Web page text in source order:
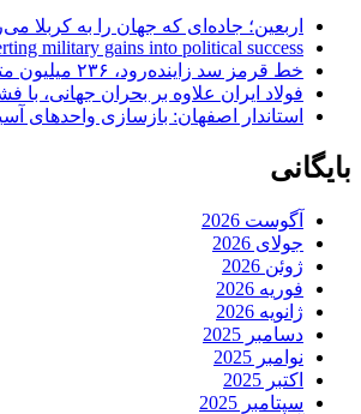
اربعین؛ جاده‌ای که جهان را به کربلا
military gains into political success
خط قرمز سد زاینده‌رود، ۲۳۶ میلیون مترمکعب است
فولاد ایران علاوه بر بحران جهانی،
استاندار اصفهان: بازسازی واحدهای
بایگانی
آگوست 2026
جولای 2026
ژوئن 2026
فوریه 2026
ژانویه 2026
دسامبر 2025
نوامبر 2025
اکتبر 2025
سپتامبر 2025